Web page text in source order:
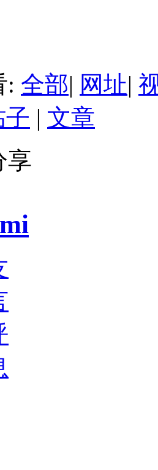
: 全部| 网址|
子 | 文章
享